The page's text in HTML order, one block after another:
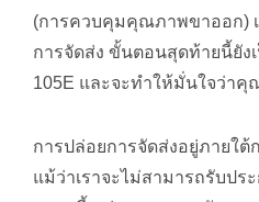
(การควบคุมคุณภาพขาออก)
การจัดส่ง ขั้นตอนสุดท้ายนี้ยัง
105E และจะทำให้มั่นใจว่า
การปล่อยการจัดส่งอยู่ภายใ
แม้ว่าเราจะไม่สามารถรับปร